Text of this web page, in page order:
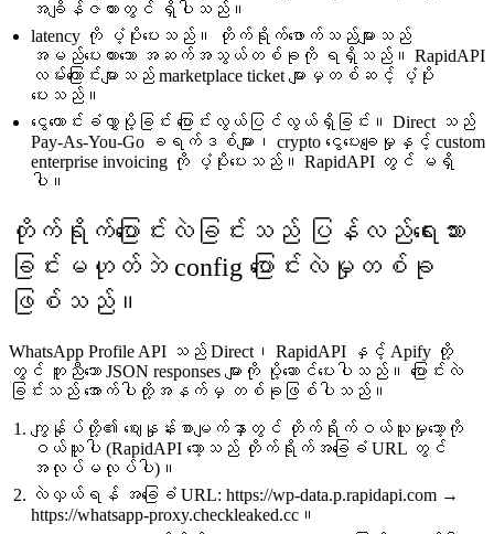
အချိန်ဇယားတွင် ရှိပါသည်။
latency ကို ပံ့ပိုးပေးသည်။ တိုက်ရိုက်ဖောက်သည်များသည်
အမည်ပေးထားသော အဆက်အသွယ်တစ်ခုကို ရရှိသည်။ RapidAPI
လမ်းကြောင်းများသည် marketplace ticket များမှတစ်ဆင့် ပံ့ပိုး
ပေးသည်။
ငွေတောင်းခံလွှာပို့ခြင်း ပြောင်းလွယ်ပြင်လွယ်ရှိခြင်း။ Direct သည်
Pay-As-You-Go ခရက်ဒစ်များ၊ crypto ငွေပေးချေမှုနှင့် custom
enterprise invoicing ကို ပံ့ပိုးပေးသည်။ RapidAPI တွင် မရှိ
ပါ။
တိုက်ရိုက်ပြောင်းလဲခြင်းသည် ပြန်လည်ရေးသား
ခြင်းမဟုတ်ဘဲ config ပြောင်းလဲမှုတစ်ခု
ဖြစ်သည်။
WhatsApp Profile API သည် Direct၊ RapidAPI နှင့် Apify တို့
တွင် တူညီသော JSON responses များကို ပို့ဆောင်ပေးပါသည်။ ပြောင်းလဲ
ခြင်းသည် အောက်ပါတို့အနက်မှ တစ်ခုဖြစ်ပါသည်။
ကျွန်ုပ်တို့၏ ဈေးနှုန်းစာမျက်နှာတွင် တိုက်ရိုက်ဝယ်ယူမှုသော့ကို
ဝယ်ယူပါ (RapidAPI သော့သည် တိုက်ရိုက်အခြေခံ URL တွင်
အလုပ်မလုပ်ပါ)။
လဲလှယ်ရန် အခြေခံ URL: https://wp-data.p.rapidapi.com →
https://whatsapp-proxy.checkleaked.cc။